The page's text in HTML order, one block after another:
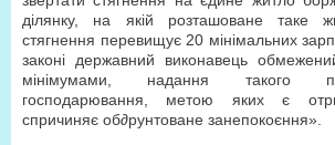
ділянку, на якій розташоване таке
стягнення перевищує 20 мінімальних
законі державний виконавець
мінімумами, надання такого
господарювання, метою яких є
спричиняє об∂рунтоване занепокоєння».